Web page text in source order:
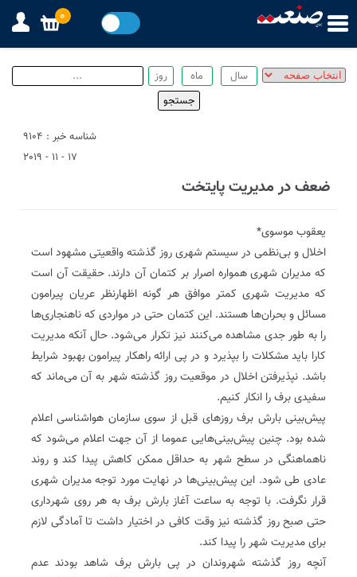
شناسه خبر : 9104
17 - 11 - 2019
ضعف در مدیریت پایتخت
یعقوب موسوی*
اخلال و بی‌نظمی در سیستم شهری روز گذشته واقعیتی مشهود است
که مدیران شهری همواره اصرار بر کتمان آن دارند. حقیقت آن است
که مدیریت شهری کمتر موافق هر گونه اظهارنظر عریان پیرامون
مسائل و بحران‌ها هستند. این کتمان حتی در مواردی که ناهنجاری‌ها
را به طور جدی مشاهده می‌کنند نیز تکرار می‌شود. حال آنکه مدیریت
کارا باید مشکلات را بپذیرد و در پی ارائه راهکار پیرامون بهبود شرایط
باشد. نپذیرفتن اخلال در موقعیت روز گذشته شهر به آن می‌ماند که
سفیدی برف را انکار کنیم.
پیش‌بینی بارش برف روزهای قبل از سوی سازمان هواشناسی اعلام
شده بود. چنین پیش‌بینی‌هایی عموما از آن جهت اعلام می‌شود که
ناهماهنگی در سطح شهر به حداقل ممکن کاهش پیدا کند و روند
عادی طی شود. این پیش‌بینی‌ها در نهایت مورد توجه مدیران شهری
قرار نگرفت. با توجه به ساعت آغاز بارش برف به هر روی شهرداری
حتی صبح روز گذشته نیز وقت کافی در اختیار داشت تا آمادگی لازم
برای مدیریت شهر را پیدا کند.
آنچه روز گذشته شهروندان در پی بارش برف شاهد بودند عدم
0